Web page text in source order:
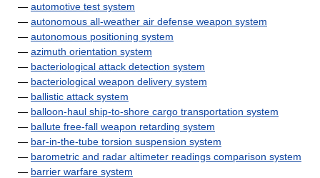
— automotive test system
— autonomous all-weather air defense weapon system
— autonomous positioning system
— azimuth orientation system
— bacteriological attack detection system
— bacteriological weapon delivery system
— ballistic attack system
— balloon-haul ship-to-shore cargo transportation system
— ballute free-fall weapon retarding system
— bar-in-the-tube torsion suspension system
— barometric and radar altimeter readings comparison system
— barrier warfare system